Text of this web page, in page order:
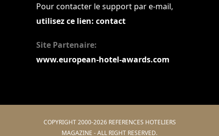
Pour contacter le support par e-mail,
utilisez ce lien: contact
Site Partenaire:
www.european-hotel-awards.com
COPYRIGHT 2000-2026 REFERENCES HOTELIERS
MAGAZINE - ALL RIGHT RESERVED.